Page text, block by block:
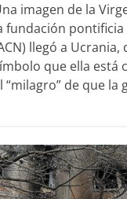
imagen de la
fundación pontificia
llegó a
que ella está
“milagro” de que la